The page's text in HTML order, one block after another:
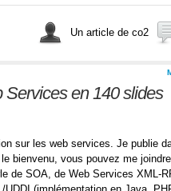
Un article de co2
en 140 slides
sur les web services. Je publie
bienvenu, vous pouvez me
de SOA, de Web Services XML-